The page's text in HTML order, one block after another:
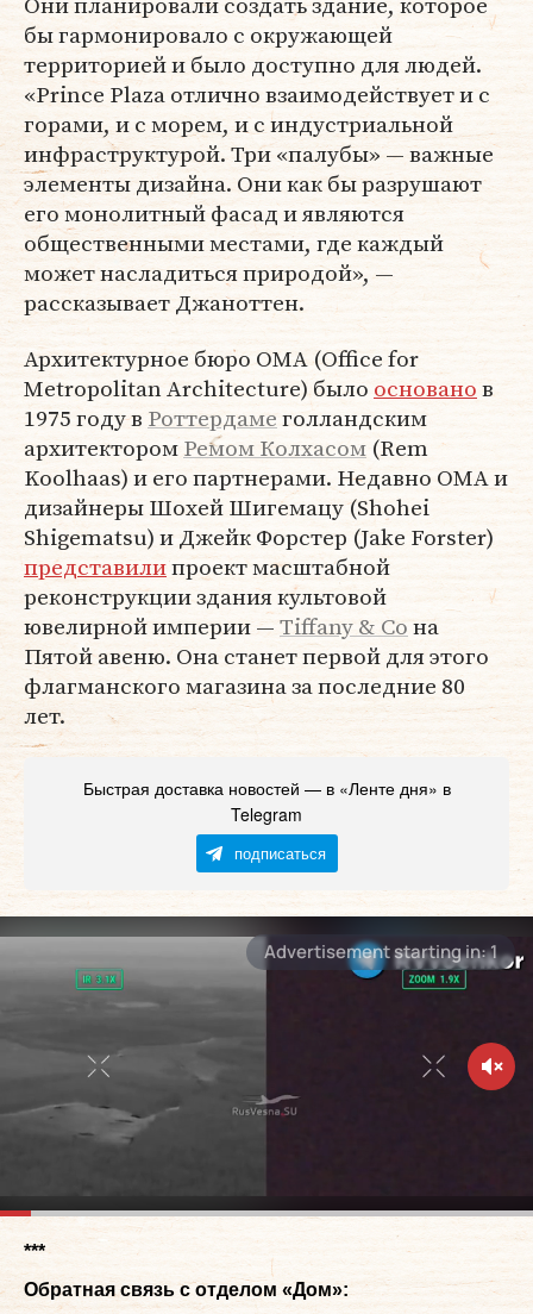
бы гармонировало с окружающей
территорией и было доступно для людей.
«Prince Plaza отлично взаимодействует и с
горами, и с морем, и с индустриальной
инфраструктурой. Три «палубы» — важные
элементы дизайна. Они как бы разрушают
его монолитный фасад и являются
общественными местами, где каждый
может насладиться природой», —
рассказывает Джаноттен.
Архитектурное бюро OMA (Office for
Metropolitan Architecture) было основанов
1975 году в Роттердамеголландским
архитекторомРемом Колхасом (Rem
Koolhaas) и его партнерами. Недавно OMA и
дизайнеры Шохей Шигемацу (Shohei
Shigematsu) и Джейк Форстер (Jake Forster)
представилипроект масштабной
реконструкции здания культовой
ювелирной империи —Tiffany & Coна
Пятой авеню. Она станет первой для этого
флагманского магазина за последние 80
лет.
Быстрая доставка новостей — в «Ленте дня» в
Telegram
подписаться
***
Обратная связь с отделом «Дом»: